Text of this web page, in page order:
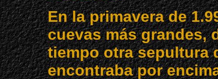
En la primavera de
cuevas más grandes,
tiempo otra sepultura
encontraba por